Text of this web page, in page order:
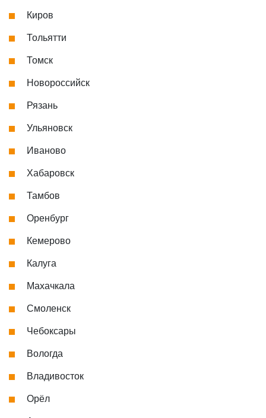
Киров
Тольятти
Томск
Новороссийск
Рязань
Ульяновск
Иваново
Хабаровск
Тамбов
Оренбург
Кемерово
Калуга
Махачкала
Смоленск
Чебоксары
Вологда
Владивосток
Орёл